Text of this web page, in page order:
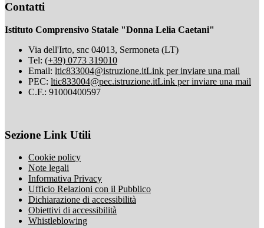
Contatti
Istituto Comprensivo Statale "Donna Lelia Caetani"
Via dell'Irto, snc 04013, Sermoneta (LT)
Tel: (+39) 0773 319010
Email: ltic833004@istruzione.itLink per inviare una mail
PEC: ltic833004@pec.istruzione.itLink per inviare una mail
C.F.: 91000400597
Sezione Link Utili
Cookie policy
Note legali
Informativa Privacy
Ufficio Relazioni con il Pubblico
Dichiarazione di accessibilità
Obiettivi di accessibilità
Whistleblowing